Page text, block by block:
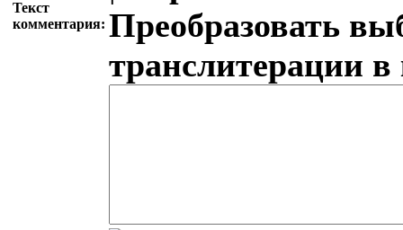
Текст
комментария: Преобразовать
транслитерации